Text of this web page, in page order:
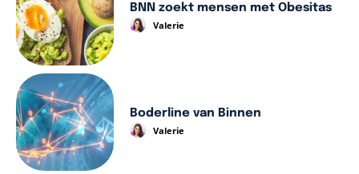
BNN zoekt mensen met Obesitas
Valerie
Boderline van Binnen
Valerie